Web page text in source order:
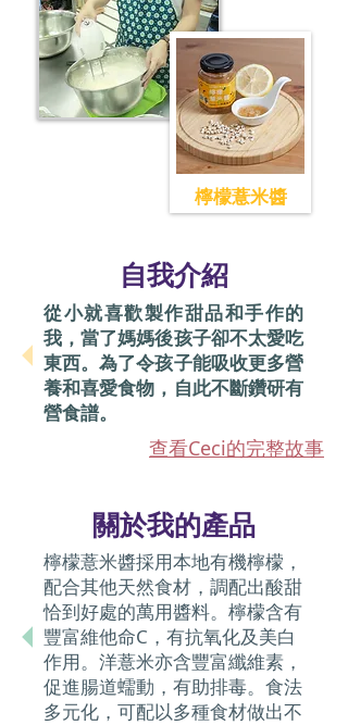
檸檬薏米醬
​自我介紹
從小就喜歡製作甜品和手作的
我，當了媽媽後孩子卻不太愛吃
東西。為了令孩子能吸收更多營
養和喜愛食物，自此不斷鑽研有
營食譜。
查看Ceci的完整故事
關於我的產品
檸檬薏米醬採用本地有機檸檬，
配合其他天然食材，調配出酸甜
恰到好處的萬用醬料。檸檬含有
豐富維他命C，有抗氧化及美白
作用。洋薏米亦含豐富纖維素，
促進腸道蠕動，有助排毒。食法
多元化，可配以多種食材做出不